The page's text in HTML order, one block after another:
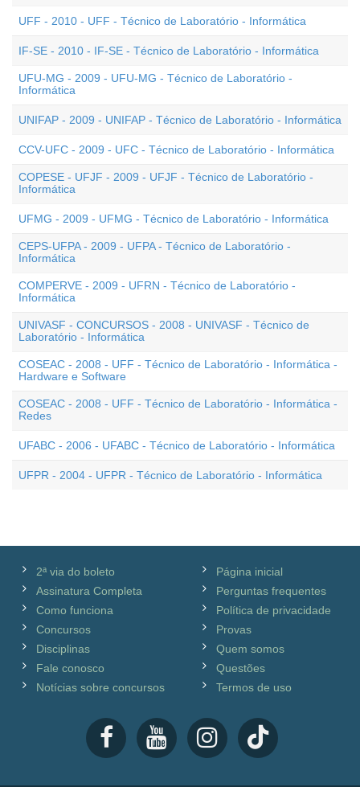
UFF - 2010 - UFF - Técnico de Laboratório - Informática
IF-SE - 2010 - IF-SE - Técnico de Laboratório - Informática
UFU-MG - 2009 - UFU-MG - Técnico de Laboratório -
Informática
UNIFAP - 2009 - UNIFAP - Técnico de Laboratório - Informática
CCV-UFC - 2009 - UFC - Técnico de Laboratório - Informática
COPESE - UFJF - 2009 - UFJF - Técnico de Laboratório -
Informática
UFMG - 2009 - UFMG - Técnico de Laboratório - Informática
CEPS-UFPA - 2009 - UFPA - Técnico de Laboratório -
Informática
COMPERVE - 2009 - UFRN - Técnico de Laboratório -
Informática
UNIVASF - CONCURSOS - 2008 - UNIVASF - Técnico de
Laboratório - Informática
COSEAC - 2008 - UFF - Técnico de Laboratório - Informática -
Hardware e Software
COSEAC - 2008 - UFF - Técnico de Laboratório - Informática -
Redes
UFABC - 2006 - UFABC - Técnico de Laboratório - Informática
UFPR - 2004 - UFPR - Técnico de Laboratório - Informática
2ª via do boleto
Assinatura Completa
Como funciona
Concursos
Disciplinas
Fale conosco
Notícias sobre concursos
Página inicial
Perguntas frequentes
Política de privacidade
Provas
Quem somos
Questões
Termos de uso